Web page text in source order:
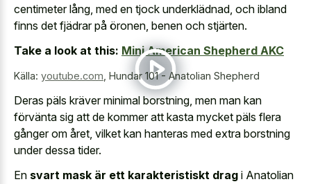
centimeter lång, med en tjock underklädnad, och ibland
finns det fjädrar på öronen, benen och stjärten.
Take a look at this: Mini American Shepherd AKC
Källa: youtube.com Hundar 101 - Anatolian Shepherd
Deras päls kräver minimal borstning, men man kan
förvänta sig att de kommer att kasta mycket päls flera
gånger om året, vilket kan hanteras med extra borstning
under dessa tider.
En svart mask är ett karakteristiskt drag i Anatolian